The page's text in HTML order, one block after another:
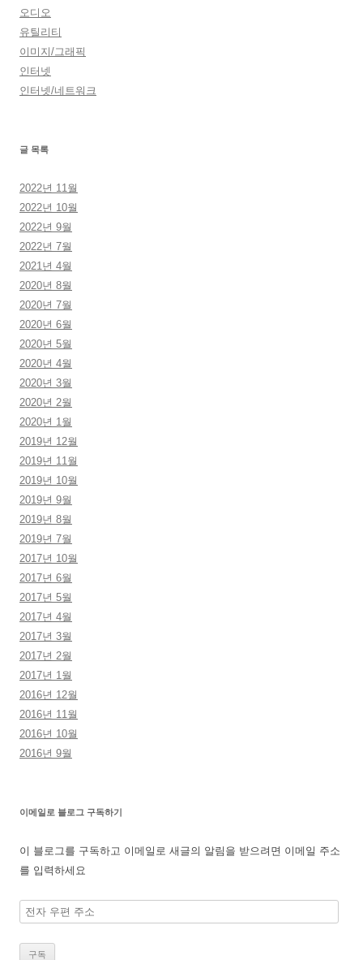
오디오
유틸리티
이미지/그래픽
인터넷
인터넷/네트워크
글 목록
2022년 11월
2022년 10월
2022년 9월
2022년 7월
2021년 4월
2020년 8월
2020년 7월
2020년 6월
2020년 5월
2020년 4월
2020년 3월
2020년 2월
2020년 1월
2019년 12월
2019년 11월
2019년 10월
2019년 9월
2019년 8월
2019년 7월
2017년 10월
2017년 6월
2017년 5월
2017년 4월
2017년 3월
2017년 2월
2017년 1월
2016년 12월
2016년 11월
2016년 10월
2016년 9월
이메일로 블로그 구독하기
이 블로그를 구독하고 이메일로 새글의 알림을 받으려면 이메일 주소
를 입력하세요
전
우